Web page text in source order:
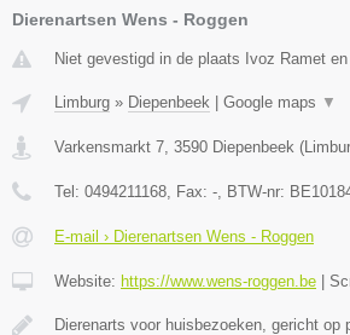
Dierenartsen Wens - Roggen
Niet gevestigd in de plaats Ivoz Ramet en
Limburg » Diepenbeek | Google maps ▼
Varkensmarkt 7 3590 Diepenbeek (
Tel: 0494211168 , Fax: - , BTW-nr:
E-mail › Dierenartsen Wens - Roggen
Website: https://www.wens-roggen.be |
Dierenarts voor huisbezoeken, gericht op